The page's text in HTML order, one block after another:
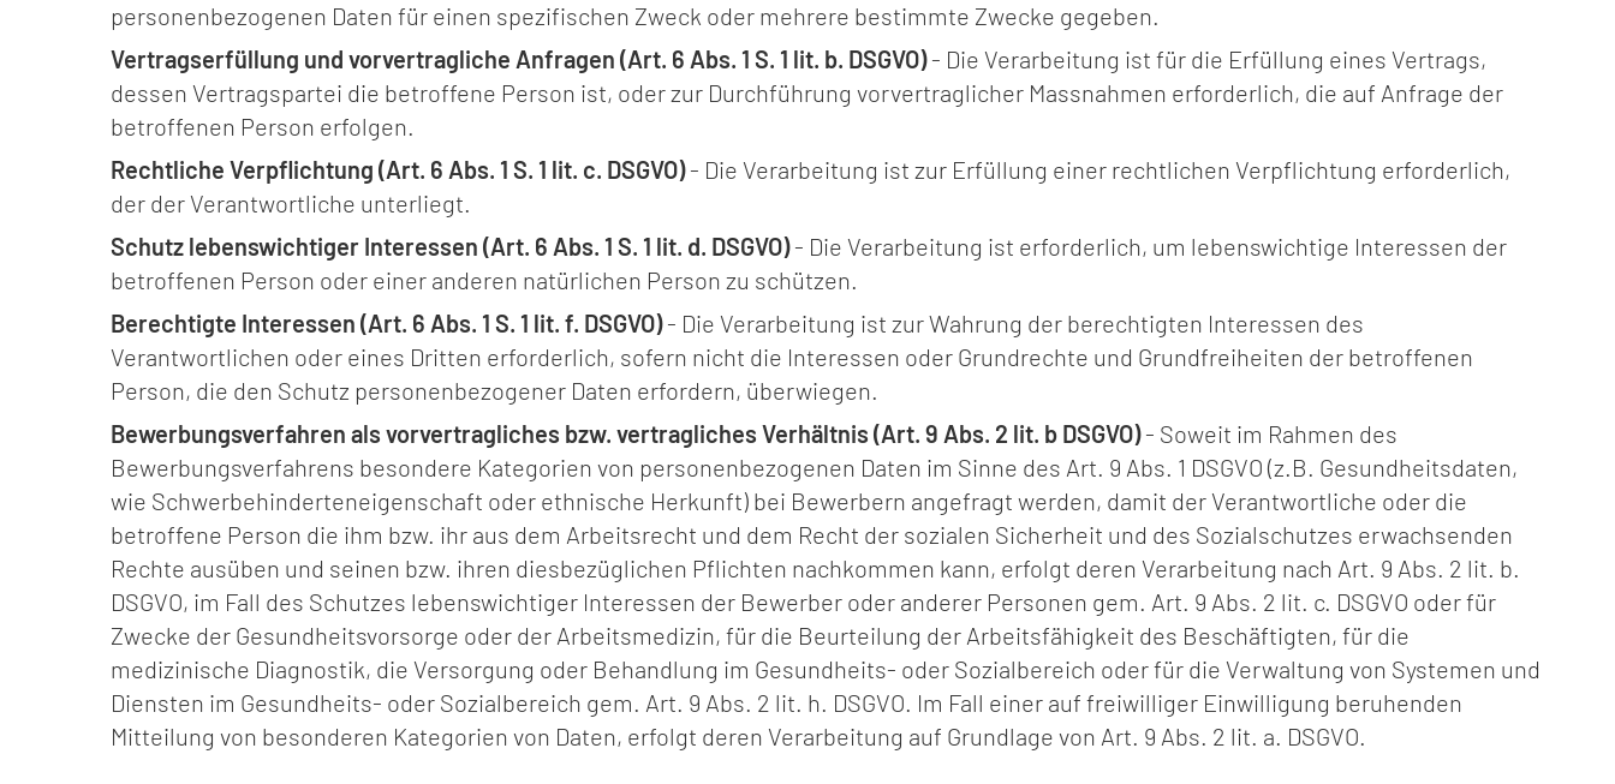
personenbezogenen Daten für einen spezifischen Zweck oder mehrere bestimmte Zwecke gegeben.
Vertragserfüllung und vorvertragliche Anfragen (Art. 6 Abs. 1 S. 1 lit. b. DSGVO)- Die Verarbeitung ist für die Erfüllung eines Vertrags,
dessen Vertragspartei die betroffene Person ist, oder zur Durchführung vorvertraglicher Massnahmen erforderlich, die auf Anfrage der
betroffenen Person erfolgen.
Rechtliche Verpflichtung (Art. 6 Abs. 1 S. 1 lit. c. DSGVO)- Die Verarbeitung ist zur Erfüllung einer rechtlichen Verpflichtung erforderlich,
der der Verantwortliche unterliegt.
Schutz lebenswichtiger Interessen (Art. 6 Abs. 1 S. 1 lit. d. DSGVO)- Die Verarbeitung ist erforderlich, um lebenswichtige Interessen der
betroffenen Person oder einer anderen natürlichen Person zu schützen.
Berechtigte Interessen (Art. 6 Abs. 1 S. 1 lit. f. DSGVO)- Die Verarbeitung ist zur Wahrung der berechtigten Interessen des
Verantwortlichen oder eines Dritten erforderlich, sofern nicht die Interessen oder Grundrechte und Grundfreiheiten der betroffenen
Person, die den Schutz personenbezogener Daten erfordern, überwiegen.
Bewerbungsverfahren als vorvertragliches bzw. vertragliches Verhältnis (Art. 9 Abs. 2 lit. b DSGVO)- Soweit im Rahmen des
Bewerbungsverfahrens besondere Kategorien von personenbezogenen Daten im Sinne des Art. 9 Abs. 1 DSGVO (z.B. Gesundheitsdaten,
wie Schwerbehinderteneigenschaft oder ethnische Herkunft) bei Bewerbern angefragt werden, damit der Verantwortliche oder die
betroffene Person die ihm bzw. ihr aus dem Arbeitsrecht und dem Recht der sozialen Sicherheit und des Sozialschutzes erwachsenden
Rechte ausüben und seinen bzw. ihren diesbezüglichen Pflichten nachkommen kann, erfolgt deren Verarbeitung nach Art. 9 Abs. 2 lit. b.
DSGVO, im Fall des Schutzes lebenswichtiger Interessen der Bewerber oder anderer Personen gem. Art. 9 Abs. 2 lit. c. DSGVO oder für
Zwecke der Gesundheitsvorsorge oder der Arbeitsmedizin, für die Beurteilung der Arbeitsfähigkeit des Beschäftigten, für die
medizinische Diagnostik, die Versorgung oder Behandlung im Gesundheits- oder Sozialbereich oder für die Verwaltung von Systemen und
Diensten im Gesundheits- oder Sozialbereich gem. Art. 9 Abs. 2 lit. h. DSGVO. Im Fall einer auf freiwilliger Einwilligung beruhenden
Mitteilung von besonderen Kategorien von Daten, erfolgt deren Verarbeitung auf Grundlage von Art. 9 Abs. 2 lit. a. DSGVO.